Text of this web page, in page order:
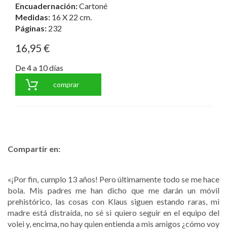
Encuadernación:Cartoné
Medidas: 16 X 22 cm.
Páginas: 232
16,95 €
De 4 a 10 días
comprar
Compartir en:
«¡Por fin, cumplo 13 años! Pero últimamente todo se me hace
bola. Mis padres me han dicho que me darán un móvil
prehistórico, las cosas con Klaus siguen estando raras, mi
madre está distraída, no sé si quiero seguir en el equipo del
volei y, encima, no hay quien entienda a mis amigos ¿cómo voy